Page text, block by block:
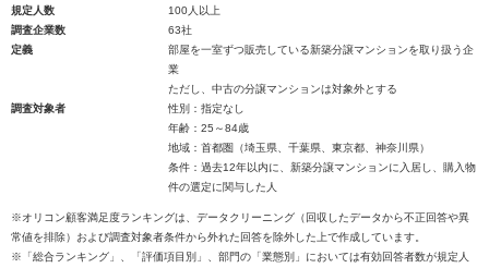
規定人数
100人以上
調査企業数
63社
定義
部屋を一室ずつ販売している新築分譲マンションを取り扱う企
業
ただし、中古の分譲マンションは対象外とする
調査対象者
性別：指定なし
年齢：25～84歳
地域：首都圏（埼玉県、千葉県、東京都、神奈川県）
条件：過去12年以内に、新築分譲マンションに入居し、購入物
件の選定に関与した人
※オリコン顧客満足度ランキングは、データクリーニング（回収したデータから不正回答や異
常値を排除）および調査対象者条件から外れた回答を除外した上で作成しています。
※「総合ランキング」、「評価項目別」、部門の「業態別」においては有効回答者数が規定人